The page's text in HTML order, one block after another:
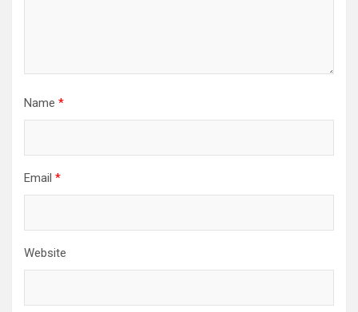
Name *
Email *
Website